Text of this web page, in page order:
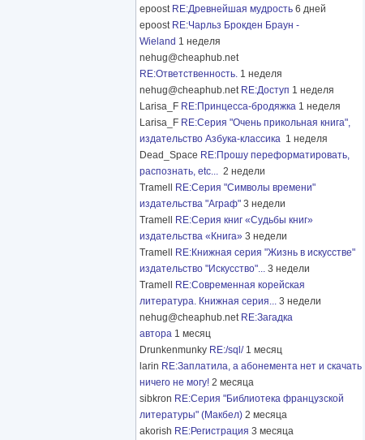
epoost RE:Древнейшая мудрость 6 дней
epoost RE:Чарльз Брокден Браун -
Wieland 1 неделя
nehug@cheaphub.net
RE:Ответственность. 1 неделя
nehug@cheaphub.net RE:Доступ 1 неделя
Larisa_F RE:Принцесса-бродяжка 1 неделя
Larisa_F RE:Серия "Очень прикольная книга",
издательство Азбука-классика 1 неделя
Dead_Space RE:Прошу переформатировать,
распознать, etc... 2 недели
Tramell
RE:Серия "Символы времени"
издательства "Аграф" 3 недели
Tramell
RE:Серия книг «Судьбы книг»
издательства «Книга» 3 недели
Tramell
RE:Книжная серия "Жизнь в искусстве"
издательство "Искусство"... 3 недели
Tramell
RE:Современная корейская
литература. Книжная серия... 3 недели
nehug@cheaphub.net RE:Загадка
автора 1 месяц
Drunkenmunky RE:/sql/ 1 месяц
larin RE:Заплатила, а абонемента нет и скачать
ничего не могу! 2 месяца
sibkron RE:Серия "Библиотека французской
литературы" (Макбел) 2 месяца
akorish RE:Регистрация 3 месяца